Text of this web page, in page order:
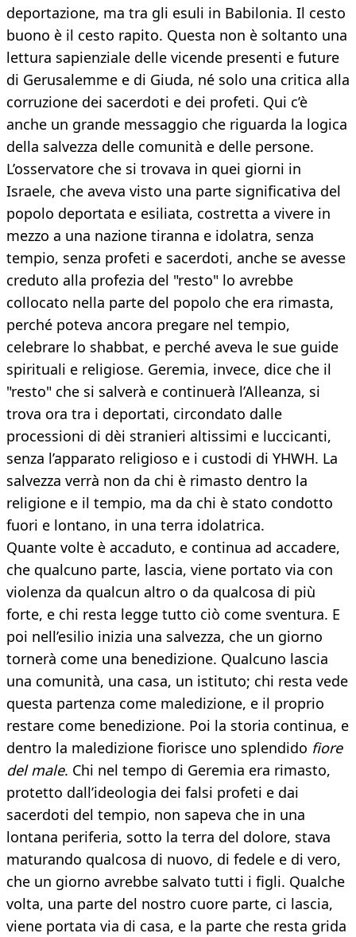
deportazione, ma tra gli esuli in Babilonia. Il cesto
buono è il cesto rapito. Questa non è soltanto una
lettura sapienziale delle vicende presenti e future
di Gerusalemme e di Giuda, né solo una critica alla
corruzione dei sacerdoti e dei profeti. Qui c’è
anche un grande messaggio che riguarda la logica
della salvezza delle comunità e delle persone.
L’osservatore che si trovava in quei giorni in
Israele, che aveva visto una parte significativa del
popolo deportata e esiliata, costretta a vivere in
mezzo a una nazione tiranna e idolatra, senza
tempio, senza profeti e sacerdoti, anche se avesse
creduto alla profezia del "resto" lo avrebbe
collocato nella parte del popolo che era rimasta,
perché poteva ancora pregare nel tempio,
celebrare lo shabbat, e perché aveva le sue guide
spirituali e religiose. Geremia, invece, dice che il
"resto" che si salverà e continuerà l’Alleanza, si
trova ora tra i deportati, circondato dalle
processioni di dèi stranieri altissimi e luccicanti,
senza l’apparato religioso e i custodi di YHWH. La
salvezza verrà non da chi è rimasto dentro la
religione e il tempio, ma da chi è stato condotto
fuori e lontano, in una terra idolatrica.
Quante volte è accaduto, e continua ad accadere,
che qualcuno parte, lascia, viene portato via con
violenza da qualcun altro o da qualcosa di più
forte, e chi resta legge tutto ciò come sventura. E
poi nell’esilio inizia una salvezza, che un giorno
tornerà come una benedizione. Qualcuno lascia
una comunità, una casa, un istituto; chi resta vede
questa partenza come maledizione, e il proprio
restare come benedizione. Poi la storia continua, e
dentro la maledizione fiorisce uno splendido fiore
del male. Chi nel tempo di Geremia era rimasto,
protetto dall’ideologia dei falsi profeti e dai
sacerdoti del tempio, non sapeva che in una
lontana periferia, sotto la terra del dolore, stava
maturando qualcosa di nuovo, di fedele e di vero,
che un giorno avrebbe salvato tutti i figli. Qualche
volta, una parte del nostro cuore parte, ci lascia,
viene portata via di casa, e la parte che resta grida